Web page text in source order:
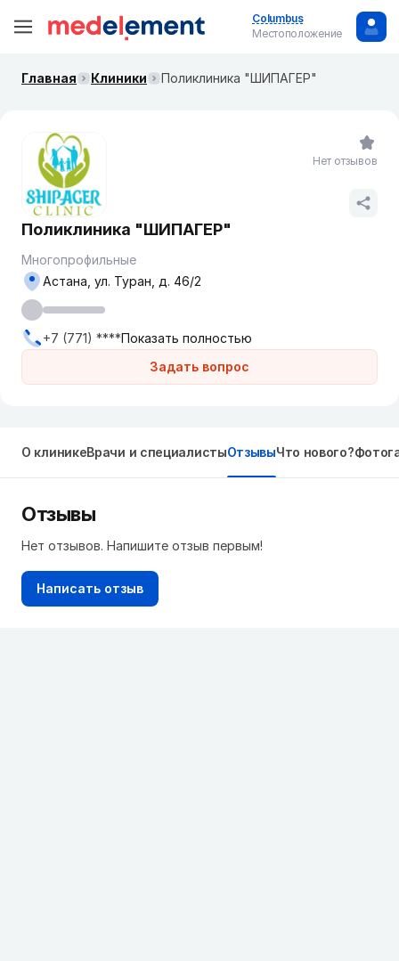
Columbus
Местоположение
Главная Клиники Поликлиника "ШИПАГЕР"
Поликлиника "ШИПАГЕР"
Многопрофильные
Задать вопрос
Астана, ул. Туран, д. 46/2
+7 (771) ****Показать полностью
Нет отзывов
О клиникеВрачи и специалистыОтзывыЧто нового?
Отзывы
Нет отзывов. Напишите отзыв первым!
Написать отзыв